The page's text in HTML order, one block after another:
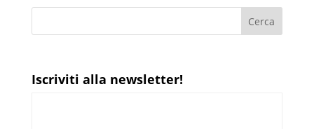
Iscriviti alla newsletter!